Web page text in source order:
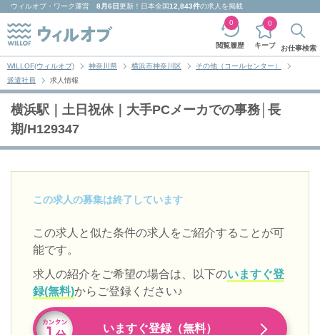
ウィルオブ・ワーク運営 8月6日更新！日本全国12,843件の求人を掲載
閲覧履歴
0
キープ
0
お仕事検索
WILLOF(ウィルオブ) 神奈川県 横浜市神奈川区
その他（コールセンター）
派遣社員
求人情報
横浜駅｜土日祝休｜大手PCメーカでの事務│長
期/H129347
この求人の募集は終了しています
この求人と似た条件の求人をご紹介することが可
能です。
求人の紹介をご希望の場合は、以下のいますぐ登
録(無料)からご登録ください♪
いますぐ登録（無料）